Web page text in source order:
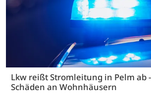
Lkw reißt Stromleitung in Pelm ab
Schäden an Wohnhäusern